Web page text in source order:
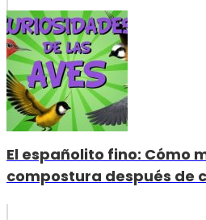
El españolito fino: Cómo
compostura después de